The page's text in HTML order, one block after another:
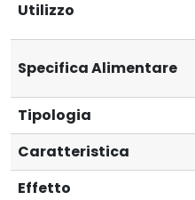
Utilizzo
Specifica Alimentare
Tipologia
Caratteristica
Effetto